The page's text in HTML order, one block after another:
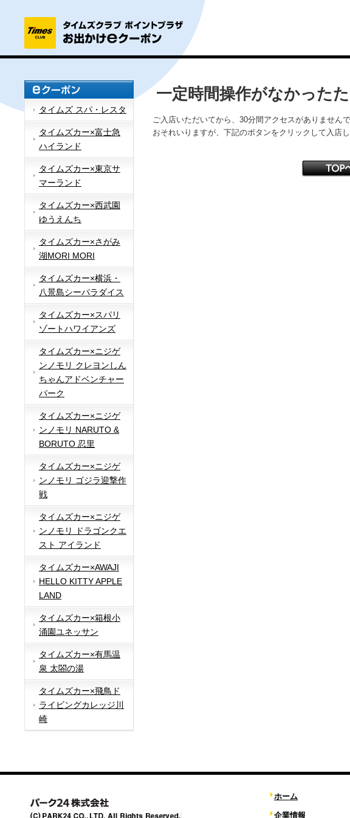
タイムズ スパ・レスタ
タイムズカー×富士急
ハイランド
タイムズカー×東京サ
マーランド
タイムズカー×西武園
ゆうえんち
タイムズカー×さがみ
湖MORI MORI
タイムズカー×横浜・
八景島シーパラダイス
タイムズカー×スパリ
ゾートハワイアンズ
タイムズカー×ニジゲ
ンノモリ クレヨンしん
ちゃんアドベンチャー
パーク
タイムズカー×ニジゲ
ンノモリ NARUTO &
BORUTO 忍里
タイムズカー×ニジゲ
ンノモリ ゴジラ迎撃作
戦
タイムズカー×ニジゲ
ンノモリ ドラゴンクエ
スト アイランド
タイムズカー×AWAJI
HELLO KITTY APPLE
LAND
タイムズカー×箱根小
涌園ユネッサン
タイムズカー×有馬温
泉 太閤の湯
タイムズカー×飛鳥ド
ライビングカレッジ川
崎
一定時間操作がなかった
ご入店いただいてから、30分間アクセスがありません
おそれいりますが、下記のボタンをクリックして入店し
ホーム
企業情報